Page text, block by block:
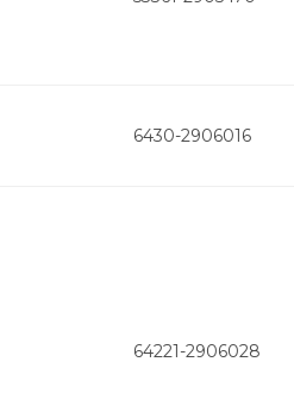
6430-2906016
64221-2906028